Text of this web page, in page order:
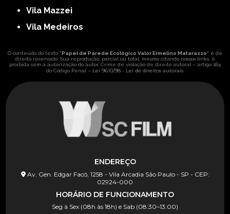
Vila Mazzei
Vila Medeiros
O conteúdo do texto "Papel de Parede Ecológico Valor Ermelino Matarazzo" é de
direito reservado. Sua reprodução, parcial ou total, mesmo citando nossos links, é
proibida sem a autorização do autor. Crime de violação de direito autoral – artigo 184
do Código Penal – Lei 9610/98 - Lei de direitos autorais.
ENDEREÇO
Av. Gen. Edgar Facó, 1258 - Vila Arcadia São Paulo - SP - CEP:
02924-000
HORÁRIO DE FUNCIONAMENTO
Seg à Sex (08h às 18h) e Sab (08:30–13:00)